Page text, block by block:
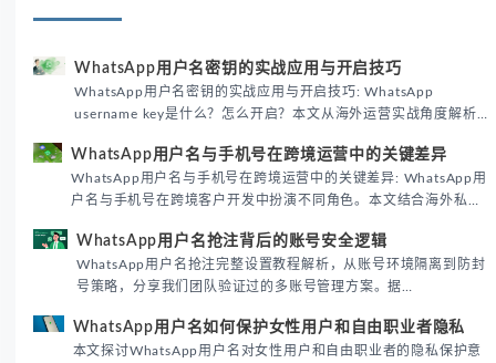
WhatsApp用户名密钥的实战应用与开启技巧
WhatsApp用户名密钥的实战应用与开启技巧: WhatsApp
username key是什么？怎么开启？本文从海外运营实战角度解析
境团队高效触达目标客户。
WhatsApp用户名与手机号在跨境运营中的关键差异
WhatsApp用户名与手机号在跨境运营中的关键差异: WhatsApp用
户名与手机号在跨境客户开发中扮演不同角色。本文结合海外私域
际差异，帮助团队优化WhatsApp营销策略。
WhatsApp用户名抢注背后的账号安全逻辑
WhatsApp用户名抢注完整设置教程解析，从账号环境隔离到防封
号策略，分享我们团队验证过的多账号管理方案。据
性直接影响转化率。
WhatsApp用户名如何保护女性用户和自由职业者隐私
本文探讨WhatsApp用户名对女性用户和自由职业者的隐私保护意